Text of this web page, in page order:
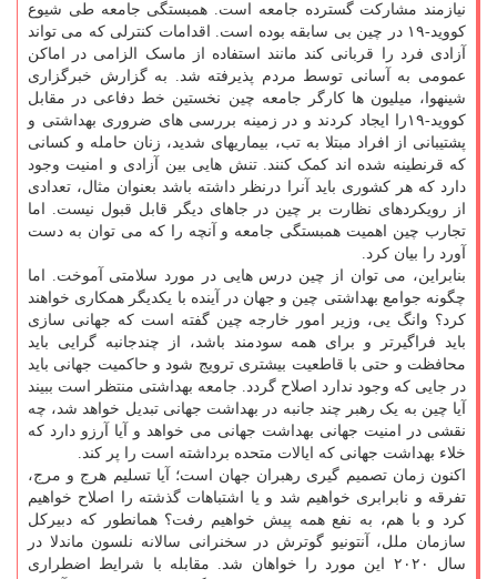
نیازمند مشارکت گسترده جامعه است. همبستگی جامعه طی شیوع
کووید-۱۹ در چین بی سابقه بوده است. اقدامات کنترلی که می تواند
آزادی فرد را قربانی کند مانند استفاده از ماسک الزامی در اماکن
عمومی به آسانی توسط مردم پذیرفته شد. به گزارش خبرگزاری
شینهوا، میلیون ها کارگر جامعه چین نخستین خط دفاعی در مقابل
کووید-۱۹را ایجاد کردند و در زمینه بررسی های ضروری بهداشتی و
پشتیبانی از افراد مبتلا به تب، بیماریهای شدید، زنان حامله و کسانی
که قرنطینه شده اند کمک کنند. تنش هایی بین آزادی و امنیت وجود
دارد که هر کشوری باید آنرا درنظر داشته باشد بعنوان مثال، تعدادی
از رویکردهای نظارت بر چین در جاهای دیگر قابل قبول نیست. اما
تجارب چین اهمیت همبستگی جامعه و آنچه را که می توان به دست
آورد را بیان کرد.
بنابراین، می توان از چین درس هایی در مورد سلامتی آموخت. اما
چگونه جوامع بهداشتی چین و جهان در آینده با یکدیگر همکاری خواهند
کرد؟ وانگ یی، وزیر امور خارجه چین گفته است که جهانی سازی
باید فراگیرتر و برای همه سودمند باشد، از چندجانبه گرایی باید
محافظت و حتی با قاطعیت بیشتری ترویج شود و حاکمیت جهانی باید
در جایی که وجود ندارد اصلاح گردد. جامعه بهداشتی منتظر است ببیند
آیا چین به یک رهبر چند جانبه در بهداشت جهانی تبدیل خواهد شد، چه
نقشی در امنیت جهانی بهداشت جهانی می خواهد و آیا آرزو دارد که
خلاء بهداشت جهانی که ایالات متحده برداشته است را پر کند.
اکنون زمان تصمیم گیری رهبران جهان است؛ آیا تسلیم هرج و مرج،
تفرقه و نابرابری خواهیم شد و یا اشتباهات گذشته را اصلاح خواهیم
کرد و با هم، به نفع همه پیش خواهیم رفت؟ همانطور که دبیرکل
سازمان ملل، آنتونیو گوترش در سخنرانی سالانه نلسون ماندلا در
سال ۲۰۲۰ این مورد را خواهان شد. مقابله با شرایط اضطراری